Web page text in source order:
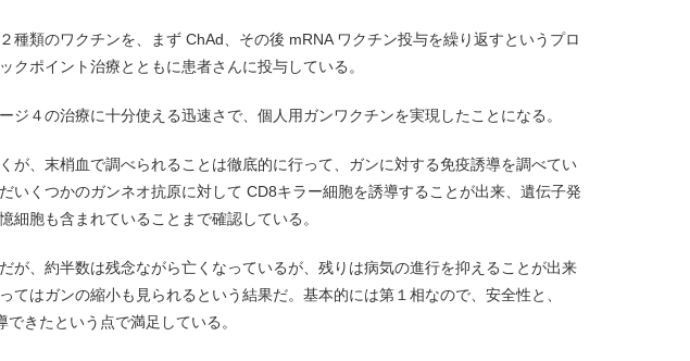
種類のワクチンを、まず ChAd、その後 mRNA ワクチン投与を繰り返すというプロ
クポイント治療とともに患者さんに投与している。
ジ４の治療に十分使える迅速さで、個人用ガンワクチンを実現したことになる。
が、末梢血で調べられることは徹底的に行って、ガンに対する免疫誘導を調べてい
いくつかのガンネオ抗原に対して CD8キラー細胞を誘導することが出来、遺伝子発
細胞も含まれていることまで確認している。
が、約半数は残念ながら亡くなっているが、残りは病気の進行を抑えることが出来
てはガンの縮小も見られるという結果だ。基本的には第１相なので、安全性と、
できたという点で満足している。